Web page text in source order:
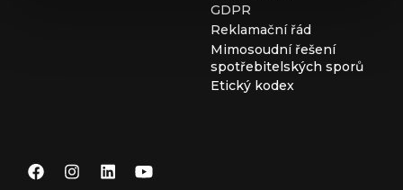
GDPR
Reklamační řád
Mimosoudní řešení
spotřebitelských sporů
Etický kodex